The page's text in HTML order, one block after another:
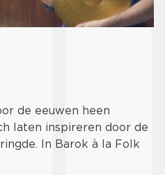
de eeuwen heen
laten inspireren door de
In Barok à la Folk